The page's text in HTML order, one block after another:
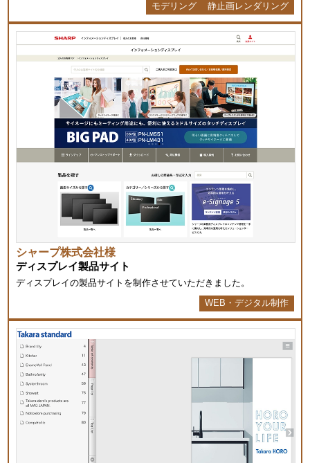
モデリング
静止画レンダリング
シャープ株式会社様
ディスプレイ製品サイト
ディスプレイの製品サイトを制作させていただきました。
WEB・デジタル制作